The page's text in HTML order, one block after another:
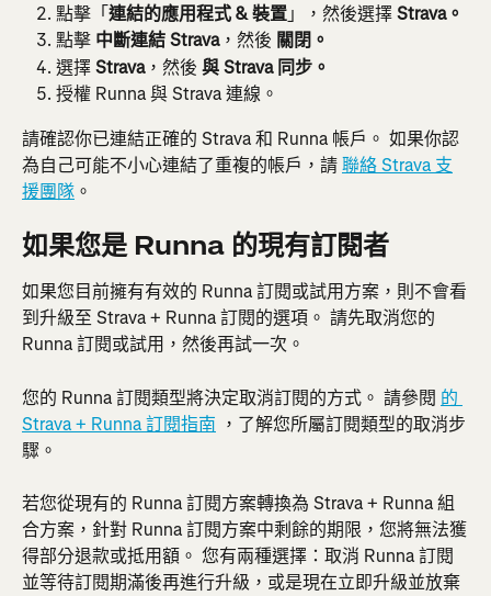
點擊「連結的應用程式 & 裝置」，然後選擇 Strava。
點擊 中斷連結 Strava，然後 關閉。
選擇 Strava，然後 與 Strava 同步。
授權 Runna 與 Strava 連線。
請確認你已連結正確的 Strava 和 Runna 帳戶。 如果你認
為自己可能不小心連結了重複的帳戶，請 聯絡 Strava 支
援團隊 。
如果您是 Runna 的現有訂閱者
如果您目前擁有有效的 Runna 訂閱或試用方案，則不會看
到升級至 Strava + Runna 訂閱的選項。 請先取消您的
Runna 訂閱或試用，然後再試一次。
您的 Runna 訂閱類型將決定取消訂閱的方式。 請參閱 的
Strava + Runna 訂閱指南 ，了解您所屬訂閱類型的取消步
驟。
若您從現有的 Runna 訂閱方案轉換為 Strava + Runna 組
合方案，針對 Runna 訂閱方案中剩餘的期限，您將無法獲
得部分退款或抵用額。 您有兩種選擇：取消 Runna 訂閱
並等待訂閱期滿後再進行升級，或是現在立即升級並放棄